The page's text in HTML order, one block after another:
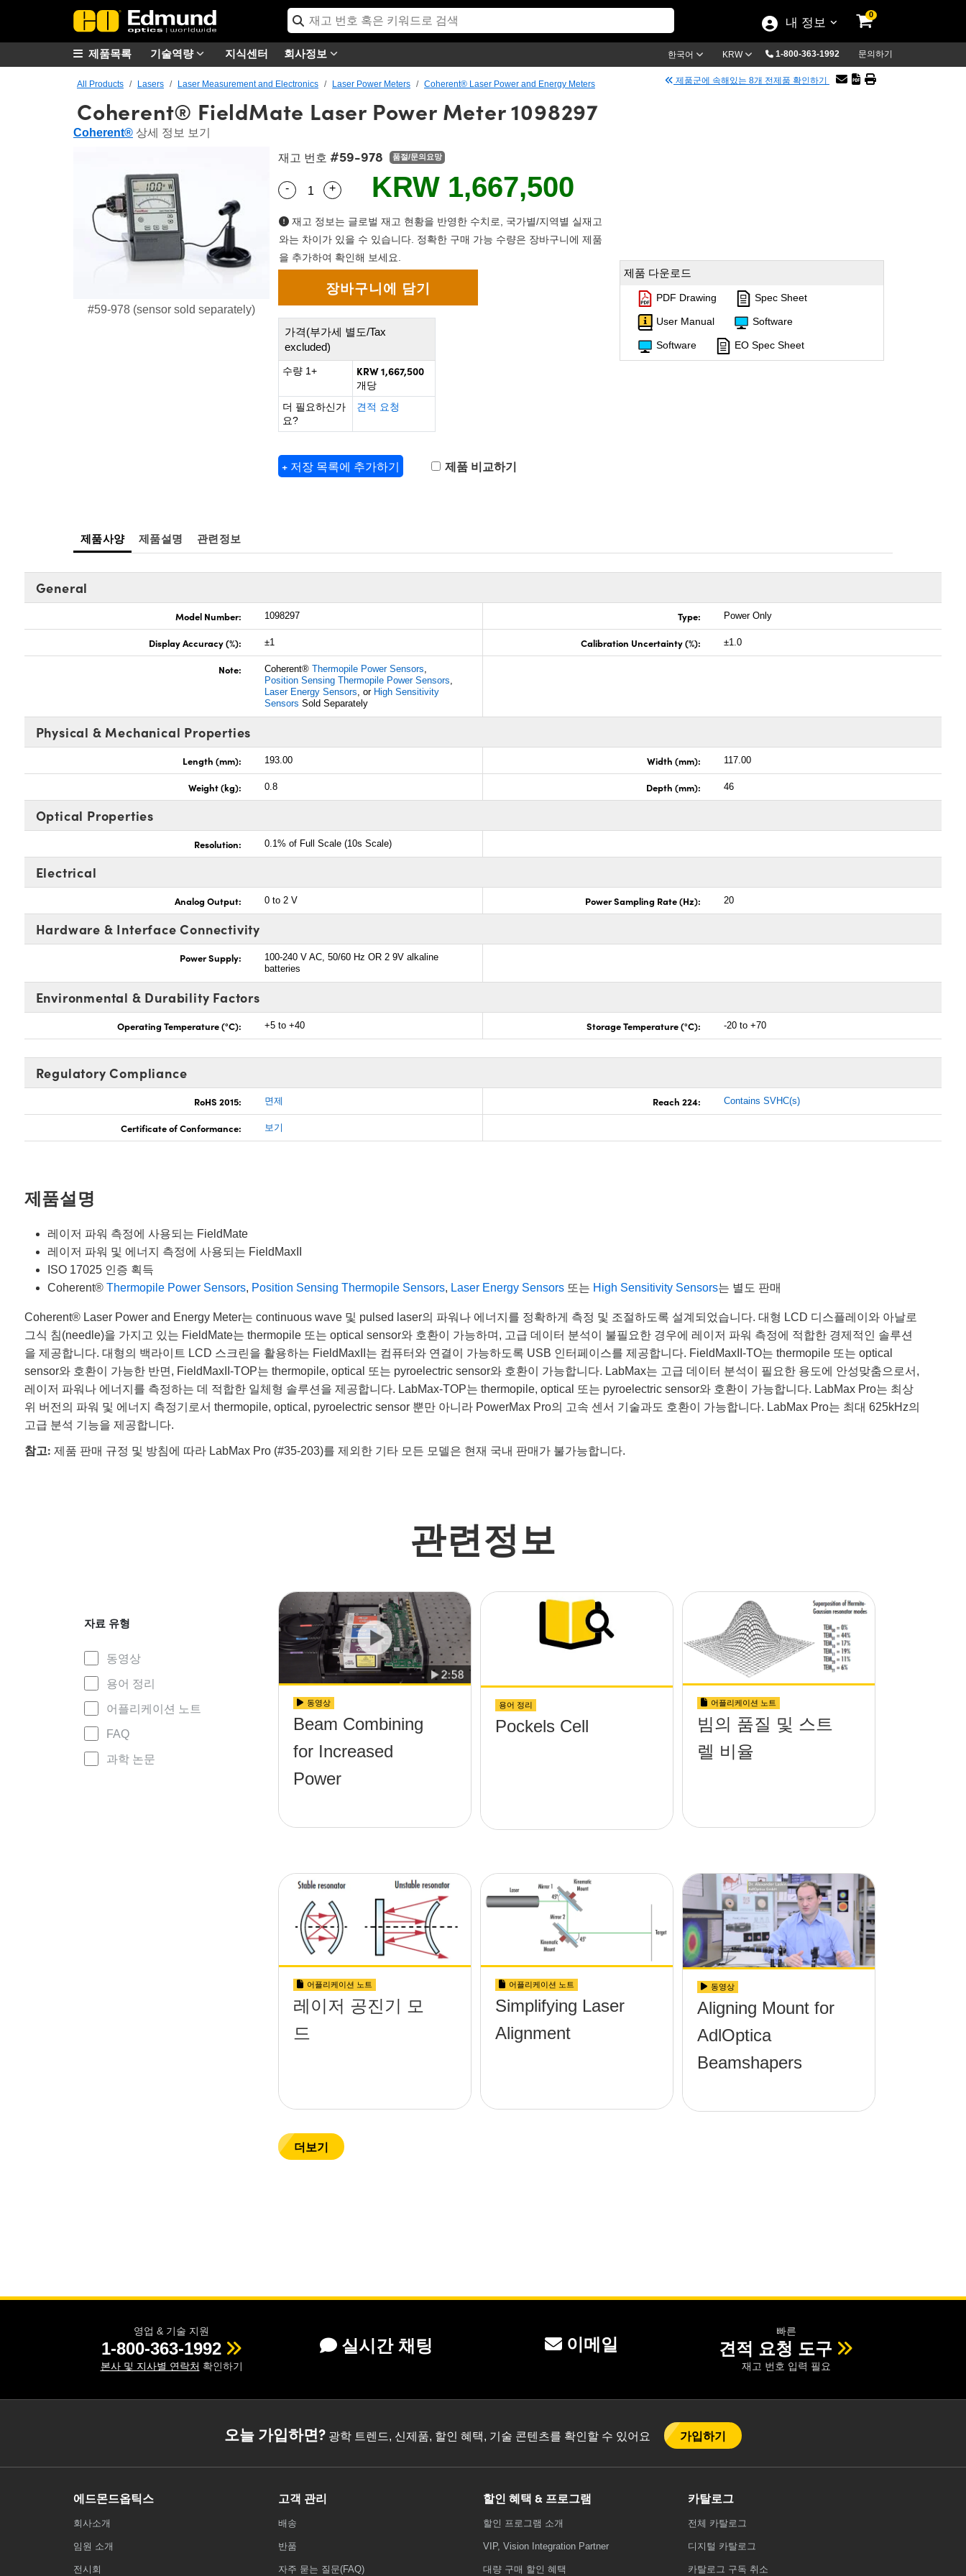
내 정보
0
기술역량 지식센터 회사정보 한국어 KRW 1-800-363-1992 문의하기
제품목록
All Products Lasers Laser Measurement and Electronics Laser Power Meters Coherent® Laser Power and Energy Meters 제품군에 속해있는 8개 전제품 확인하기
Coherent® FieldMate Laser Power Meter 1098297
Coherent® 상세 정보 보기
#59-978 (sensor sold separately)
재고 번호 #59-978 품절/문의요망
Quantity Selector
- Use the plus and minus buttons to adjust the quantity.
+ KRW 1,667,500
재고 정보는 글로벌 재고 현황을 반영한 수치로, 국가별/지역별 실재고
와는 차이가 있을 수 있습니다. 정확한 구매 가능 수량은 장바구니에 제품
을 추가하여 확인해 보세요.
가격(부가세 별도/Tax
excluded)
수량 1+ KRW 1,667,500
개당
더 필요하신가
요?
견적 요청
+ 저장 목록에 추가하기 제품 비교하기
제품 다운로드
PDF Drawing Spec Sheet
User Manual Software
Software EO Spec Sheet
제품사양 제품설명 관련정보
General
Model Number: 1098297 Type: Power Only
Display Accuracy (%): ±1 Calibration Uncertainty (%): ±1.0
Note: Coherent®Thermopile Power Sensors,
Position Sensing Thermopile Power Sensors,
Laser Energy Sensors, or High Sensitivity
Sensors Sold Separately
Physical & Mechanical Properties
Length (mm): 193.00 Width (mm): 117.00
Weight (kg): 0.8 Depth (mm): 46
Optical Properties
Resolution: 0.1% of Full Scale (10s Scale)
Electrical
Analog Output: 0 to 2 V Power Sampling Rate (Hz): 20
Hardware & Interface Connectivity
Power Supply:
100-240 V AC, 50/60 Hz OR 2 9V alkaline
batteries
Environmental & Durability Factors
Operating Temperature (°C): +5 to +40 Storage Temperature (°C): -20 to +70
Regulatory Compliance
RoHS 2015: 면제 Reach 224: Contains SVHC(s)
Certificate of Conformance: 보기
제품설명
레이저 파워 측정에 사용되는 FieldMate
레이저 파워 및 에너지 측정에 사용되는 FieldMaxII
ISO 17025 인증 획득
Coherent® Thermopile Power Sensors, Position Sensing Thermopile Sensors, Laser Energy Sensors또는 High Sensitivity Sensors는 별도 판매
Coherent® Laser Power and Energy Meter는 continuous wave 및 pulsed laser의 파워나 에너지를 정확하게 측정 및 조절하도록 설계되었습니다. 대형 LCD 디스플레이와 아날로
그식 침(needle)을 가지고 있는 FieldMate는 thermopile 또는 optical sensor와 호환이 가능하며, 고급 데이터 분석이 불필요한 경우에 레이저 파워 측정에 적합한 경제적인 솔루션
을 제공합니다. 대형의 백라이트 LCD 스크린을 활용하는 FieldMaxII는 컴퓨터와 연결이 가능하도록 USB 인터페이스를 제공합니다. FieldMaxII-TO는 thermopile 또는 optical
sensor와 호환이 가능한 반면, FieldMaxII-TOP는 thermopile, optical 또는 pyroelectric sensor와 호환이 가능합니다. LabMax는 고급 데이터 분석이 필요한 용도에 안성맞춤으로서,
레이저 파워나 에너지를 측정하는 데 적합한 일체형 솔루션을 제공합니다. LabMax-TOP는 thermopile, optical 또는 pyroelectric sensor와 호환이 가능합니다. LabMax Pro는 최상
위 버전의 파워 및 에너지 측정기로서 thermopile, optical, pyroelectric sensor 뿐만 아니라 PowerMax Pro의 고속 센서 기술과도 호환이 가능합니다. LabMax Pro는 최대 625kHz의
고급 분석 기능을 제공합니다.
참고: 제품 판매 규정 및 방침에 따라 LabMax Pro (#35-203)를 제외한 기타 모든 모델은 현재 국내 판매가 불가능합니다.
관련정보
자료 유형
동영상
용어 정리
어플리케이션 노트
FAQ
과학 논문
동영상
Beam Combining
for Increased
Power
용어 정리
Pockels Cell
어플리케이션 노트
빔의 품질 및 스트
렐 비율
어플리케이션 노트
레이저 공진기 모
드
어플리케이션 노트
Simplifying Laser
Alignment
동영상
Aligning Mount for
AdlOptica
Beamshapers
더보기
영업 & 기술 지원
1-800-363-1992
본사 및 지사별 연락처 확인하기
실시간 채팅 이메일
빠른
견적 요청 도구
재고 번호 입력 필요
오늘 가입하면?광학 트렌드, 신제품, 할인 혜택, 기술 콘텐츠를 확인할 수 있어요 가입하기
에드몬드옵틱스
회사소개
임원 소개
전시회
고객 관리
배송
반품
자주 묻는 질문(FAQ)
할인 혜택 & 프로그램
할인 프로그램 소개
VIP, Vision Integration Partner
대량 구매 할인 혜택
카탈로그
전체 카탈로그
디지털 카탈로그
카탈로그 구독 취소